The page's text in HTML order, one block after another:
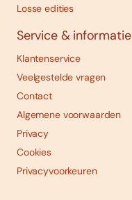
Losse edities
Service & informatie
Klantenservice
Veelgestelde vragen
Contact
Algemene voorwaarden
Privacy
Cookies
Privacyvoorkeuren